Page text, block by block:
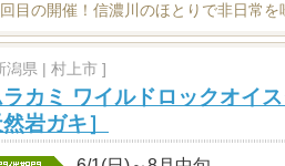
目の開催！信濃川のほとりで非日常を
潟県 | 村上市 ]
ラカミ ワイルドロックオイ
岩ガキ］